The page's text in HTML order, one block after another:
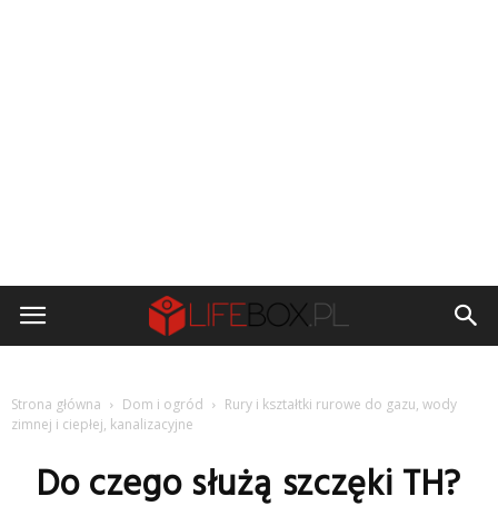
Strona główna Dom i ogród
Rury i kształtki rurowe do gazu, wody
zimnej i ciepłej, kanalizacyjne
Do czego służą szczęki TH?